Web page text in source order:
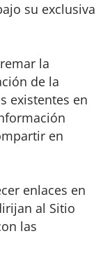
su exclusiva
la
de la
existentes en
en
enlaces en
al Sitio
las